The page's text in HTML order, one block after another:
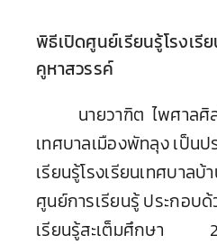
พิธีเปิดศูนย์เรียนรู้โรงเรี
คูหาสวรรค์
นายวาฑิต ไพศาลศิล
เทศบาลเมืองพัทลุง เป็นป
เรียนรู้โรงเรียนเทศบาล
ศูนย์การเรียนรู้ ประก
เรียนรู้สะเต็มศึกษา